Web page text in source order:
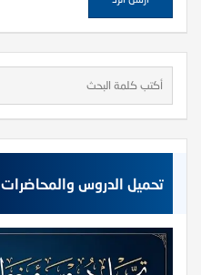
تحميل الدروس والمحاضرات